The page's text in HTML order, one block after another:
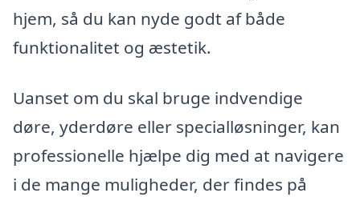
hjem, så du kan nyde godt af både
funktionalitet og æstetik.
Uanset om du skal bruge indvendige
døre, yderdøre eller specialløsninger, kan
professionelle hjælpe dig med at navigere
i de mange muligheder, der findes på